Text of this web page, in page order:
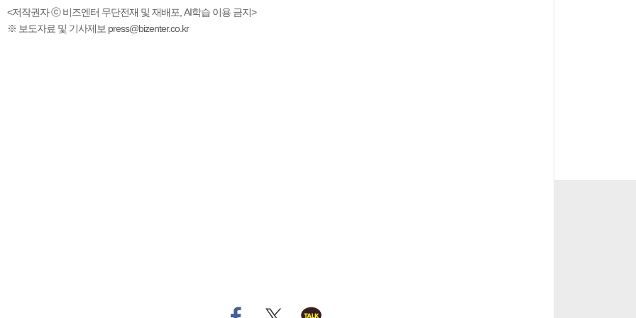
<저작권자 ⓒ 비즈엔터 무단전재 및 재배포, AI학습 이용 금지>
※ 보도자료 및 기사제보 press@bizenter.co.kr